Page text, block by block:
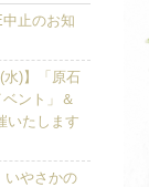
止のお知
水)】「原石
ント」＆
いたします
いやさかの